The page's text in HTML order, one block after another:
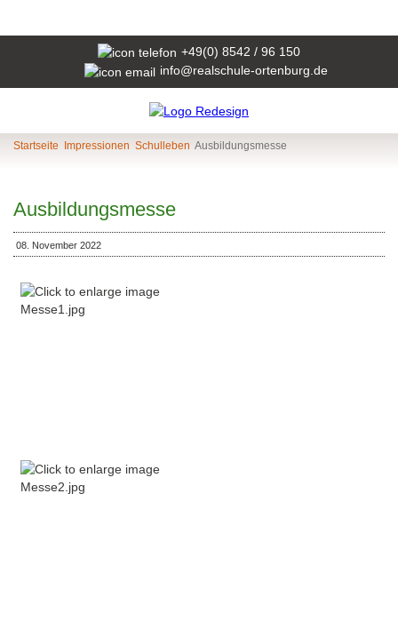
+49(0) 8542 / 96 150
info@realschule-ortenburg.de
Startseite Impressionen Schulleben Ausbildungsmesse
Ausbildungsmesse
08. November 2022